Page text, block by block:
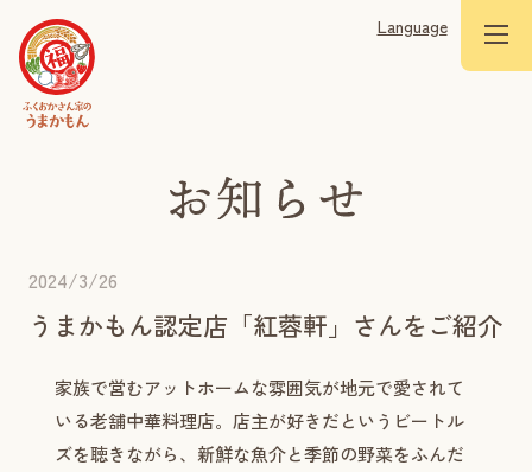
Language
2024/3/26
うまかもん認定店「紅蓉軒」さんをご紹介
家族で営むアットホームな雰囲気が地元で愛されて
いる老舗中華料理店。店主が好きだというビートル
ズを聴きながら、新鮮な魚介と季節の野菜をふんだ